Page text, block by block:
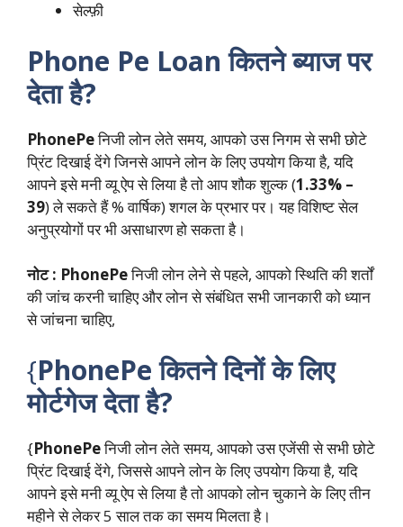
सेल्फ़ी
Phone Pe Loan कितने ब्याज पर
देता है?
PhonePeनिजी लोन लेते समय, आपको उस निगम से सभी छोटे
प्रिंट दिखाई देंगे जिनसे आपने लोन के लिए उपयोग किया है, यदि
आपने इसे मनी व्यू ऐप से लिया है तो आप शौक शुल्क (1.33% –
39) ले सकते हैं % वार्षिक) शगल के प्रभार पर। यह विशिष्ट सेल
अनुप्रयोगों पर भी असाधारण हो सकता है।
नोट : PhonePeनिजी लोन लेने से पहले, आपको स्थिति की शर्तों
की जांच करनी चाहिए और लोन से संबंधित सभी जानकारी को ध्यान
से जांचना चाहिए,
{PhonePe कितने दिनों के लिए
मोर्टगेज देता है?
{PhonePeनिजी लोन लेते समय, आपको उस एजेंसी से सभी छोटे
प्रिंट दिखाई देंगे, जिससे आपने लोन के लिए उपयोग किया है, यदि
आपने इसे मनी व्यू ऐप से लिया है तो आपको लोन चुकाने के लिए तीन
महीने से लेकर 5 साल तक का समय मिलता है।